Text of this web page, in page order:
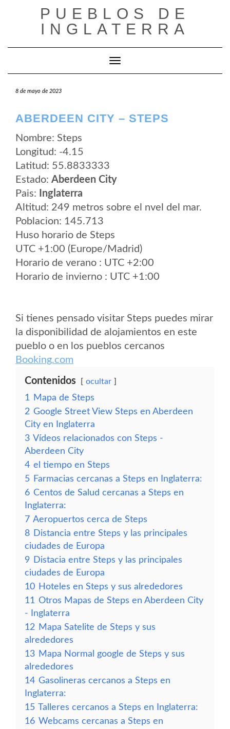
PUEBLOS DE
INGLATERRA
Cambiar modo de navegación
8 de mayo de 2023
ABERDEEN CITY – STEPS
Nombre: Steps
Longitud: -4.15
Latitud: 55.8833333
Estado: Aberdeen City
Pais:
Inglaterra
Altitud: 249 metros sobre el nvel del mar.
Poblacion: 145.713
Huso horario de Steps
UTC +1:00 (Europe/Madrid)
Horario de verano : UTC +2:00
Horario de invierno : UTC +1:00
Si tienes pensado visitar Steps puedes mirar
la disponibilidad de alojamientos en este
pueblo o en los pueblos cercanos
Booking.com
Contenidos ocultar
1
Mapa de Steps
2 Google Street View Steps en Aberdeen
City en Inglaterra
3 Vídeos relacionados con Steps -
Aberdeen City
4 el tiempo en Steps
5 Farmacias cercanas a Steps en Inglaterra:
6 Centos de Salud cercanas a Steps en
Inglaterra:
7 Aeropuertos cerca de Steps
8 Distancia entre Steps y las principales
ciudades de Europa
9 Distacia entre Steps y las principales
ciudades de Europa
10 Hoteles en Steps y sus alrededores
11 Otros Mapas de Steps en Aberdeen City
- Inglaterra
12 Mapa Satelite de Steps y sus
alrededores
13 Mapa Normal google de Steps y sus
alrededores
14 Gasolineras cercanos a Steps en
Inglaterra:
15 Talleres cercanos a Steps en Inglaterra:
16 Webcams cercanas a Steps en